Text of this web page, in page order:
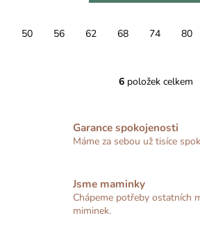
50 56 62 68 74 80
O
á
d
í
6položek celkem
Garance spokojenosti
Máme za sebou už tisíce
Jsme maminky
Chápeme potřeby ostatních
miminek.